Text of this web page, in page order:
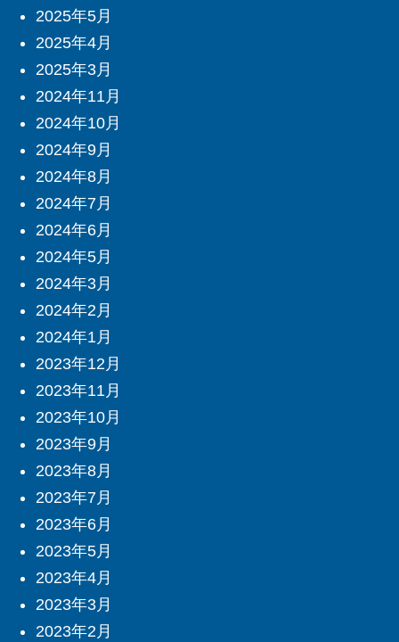
2025年5月
2025年4月
2025年3月
2024年11月
2024年10月
2024年9月
2024年8月
2024年7月
2024年6月
2024年5月
2024年3月
2024年2月
2024年1月
2023年12月
2023年11月
2023年10月
2023年9月
2023年8月
2023年7月
2023年6月
2023年5月
2023年4月
2023年3月
2023年2月